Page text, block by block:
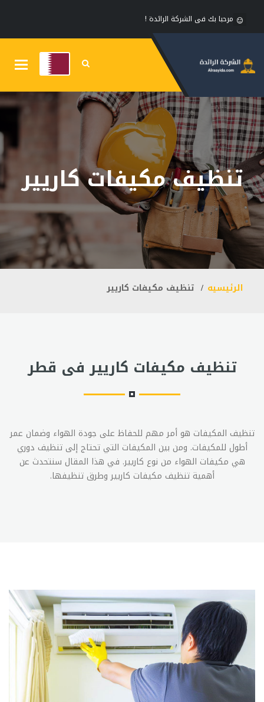
مرحبا بك فى الشركة الرائدة !
تنظيف مكيفات كاريير
الرئيسيه تنظيف مكيفات كاريير
تنظيف مكيفات كاريير فى قطر
تنظيف المكيفات هو أمر مهم للحفاظ على جودة الهواء وضمان عمر
أطول للمكيفات. ومن بين المكيفات التي تحتاج إلى تنظيف دوري
هي مكيفات الهواء من نوع كاريير. في هذا المقال سنتحدث عن
أهمية تنظيف مكيفات كاريير وطرق تنظيفها.